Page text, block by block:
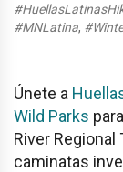
#MNLatina,
Únete a
Wild Parks
River Regional
caminatas